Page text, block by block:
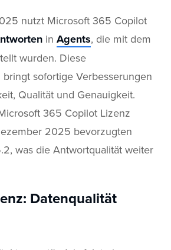
nutzt Microsoft 365 Copilot
inAgents, die mit dem
wurden. Diese
sofortige Verbesserungen
Qualität und Genauigkeit.
365 Copilot Lizenz
2025 bevorzugten
was die Antwortqualität weiter
Datenqualität